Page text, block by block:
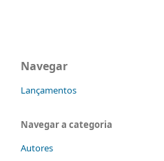
Navegar
Lançamentos
Navegar a categoria
Autores